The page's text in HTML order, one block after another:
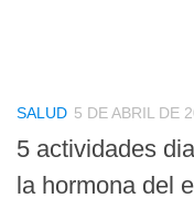
SALUD 5 DE ABRIL DE
5 actividades
la hormona del